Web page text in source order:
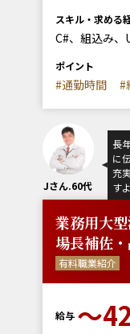
スキル・求める
C#、組込み、
ポイント
#通勤時間 #
Jさん.60代
長
に
充
す
業務用大
場長補佐
有料職業紹介
給与 〜